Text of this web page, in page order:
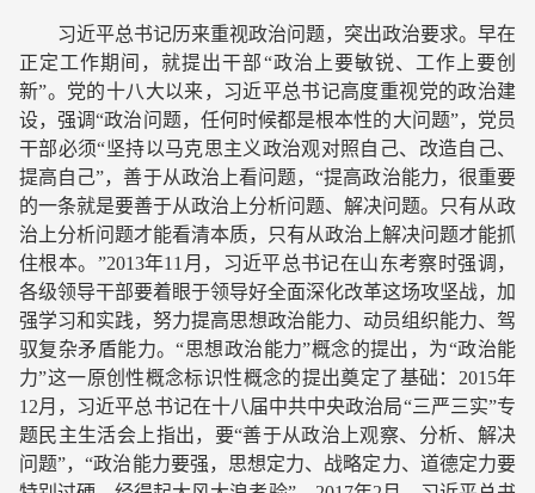
习近平总书记历来重视政治问题，突出政治要求。早在
正定工作期间，就提出干部“政治上要敏锐、工作上要创
新”。党的十八大以来，习近平总书记高度重视党的政治建
设，强调“政治问题，任何时候都是根本性的大问题”，党员
干部必须“坚持以马克思主义政治观对照自己、改造自己、
提高自己”，善于从政治上看问题，“提高政治能力，很重要
的一条就是要善于从政治上分析问题、解决问题。只有从政
治上分析问题才能看清本质，只有从政治上解决问题才能抓
住根本。”2013年11月，习近平总书记在山东考察时强调，
各级领导干部要着眼于领导好全面深化改革这场攻坚战，加
强学习和实践，努力提高思想政治能力、动员组织能力、驾
驭复杂矛盾能力。“思想政治能力”概念的提出，为“政治能
力”这一原创性概念标识性概念的提出奠定了基础：2015年
12月，习近平总书记在十八届中共中央政治局“三严三实”专
题民主生活会上指出，要“善于从政治上观察、分析、解决
问题”，“政治能力要强，思想定力、战略定力、道德定力要